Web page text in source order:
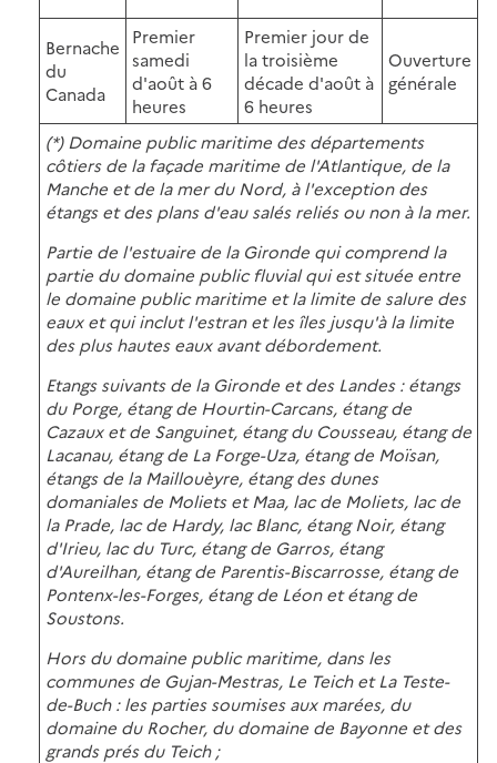
Bernache
du
Canada
Premier
samedi
d'août à 6
heures
Premier jour de
la troisième
décade d'août à
6 heures
Ouverture
générale
(*) Domaine public maritime des départements
côtiers de la façade maritime de l'Atlantique, de la
Manche et de la mer du Nord, à l'exception des
étangs et des plans d'eau salés reliés ou non à la mer.
Partie de l'estuaire de la Gironde qui comprend la
partie du domaine public fluvial qui est située entre
le domaine public maritime et la limite de salure des
eaux et qui inclut l'estran et les îles jusqu'à la limite
des plus hautes eaux avant débordement.
Etangs suivants de la Gironde et des Landes : étangs
du Porge, étang de Hourtin-Carcans, étang de
Cazaux et de Sanguinet, étang du Cousseau, étang de
Lacanau, étang de La Forge-Uza, étang de Moïsan,
étangs de la Maillouèyre, étang des dunes
domaniales de Moliets et Maa, lac de Moliets, lac de
la Prade, lac de Hardy, lac Blanc, étang Noir, étang
d'Irieu, lac du Turc, étang de Garros, étang
d'Aureilhan, étang de Parentis-Biscarrosse, étang de
Pontenx-les-Forges, étang de Léon et étang de
Soustons.
Hors du domaine public maritime, dans les
communes de Gujan-Mestras, Le Teich et La Teste-
de-Buch : les parties soumises aux marées, du
domaine du Rocher, du domaine de Bayonne et des
grands prés du Teich ;